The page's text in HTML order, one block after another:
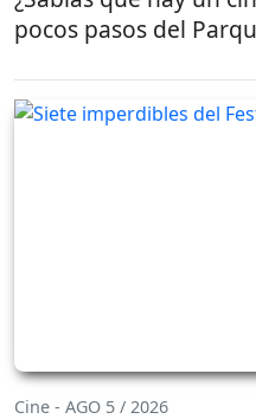
pocos pasos del
Cine - AGO 5 / 2026